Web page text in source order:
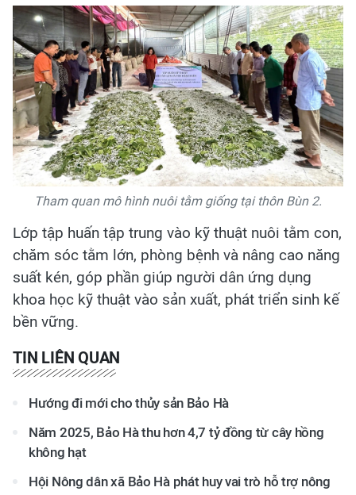
Tham quan mô hình nuôi tằm giống tại thôn Bùn 2.
Lớp tập huấn tập trung vào kỹ thuật nuôi tằm con,
chăm sóc tằm lớn, phòng bệnh và nâng cao năng
suất kén, góp phần giúp người dân ứng dụng
khoa học kỹ thuật vào sản xuất, phát triển sinh kế
bền vững.
TIN LIÊN QUAN
Hướng đi mới cho thủy sản Bảo Hà
Năm 2025, Bảo Hà thu hơn 4,7 tỷ đồng từ cây hồng
không hạt
Hội Nông dân xã Bảo Hà phát huy vai trò hỗ trợ nông